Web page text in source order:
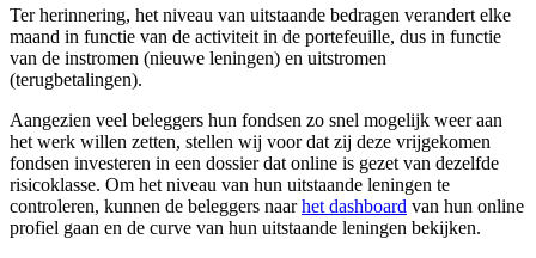
Ter herinnering, het niveau van uitstaande bedragen verandert elke
maand in functie van de activiteit in de portefeuille, dus in functie
van de instromen (nieuwe leningen) en uitstromen
(terugbetalingen).
Aangezien veel beleggers hun fondsen zo snel mogelijk weer aan
het werk willen zetten, stellen wij voor dat zij deze vrijgekomen
fondsen investeren in een dossier dat online is gezet van dezelfde
risicoklasse. Om het niveau van hun uitstaande leningen te
controleren, kunnen de beleggers naarhet dashboard van hun online
profiel gaan en de curve van hun uitstaande leningen bekijken.